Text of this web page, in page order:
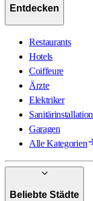
Entdecken
Restaurants
Hotels
Coiffeure
Ärzte
Elektriker
Sanitärinstallation
Garagen
Alle Kategorien
Beliebte Städte